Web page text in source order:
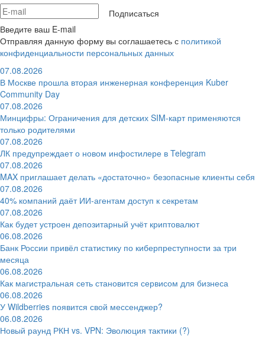
Подписаться
Введите ваш E-mail
Отправляя данную форму вы соглашаетесь с политикой
конфиденциальности персональных данных
07.08.2026
В Москве прошла вторая инженерная конференция Kuber
Community Day
07.08.2026
Минцифры: Ограничения для детских SIM-карт применяются
только родителями
07.08.2026
ЛК предупреждает о новом инфостилере в Telegram
07.08.2026
MAX приглашает делать «достаточно» безопасные клиенты себя
07.08.2026
40% компаний даёт ИИ‑агентам доступ к секретам
07.08.2026
Как будет устроен депозитарный учёт криптовалют
06.08.2026
Банк России привёл статистику по киберпреступности за три
месяца
06.08.2026
Как магистральная сеть становится сервисом для бизнеса
06.08.2026
У Wildberries появится свой мессенджер?
06.08.2026
Новый раунд РКН vs. VPN: Эволюция тактики (?)